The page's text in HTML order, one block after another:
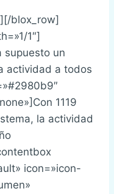
blox_row]
1″]
supuesto un
actividad a todos
1119
la actividad
icon=»icon-